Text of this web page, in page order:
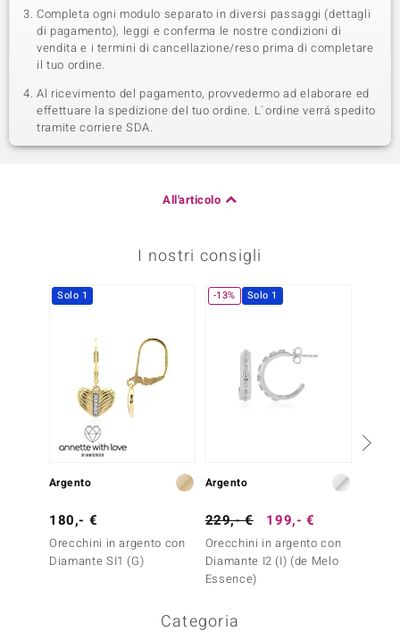
Completa ogni modulo separato in diversi passaggi (dettagli
di pagamento), leggi e conferma le nostre condizioni di
vendita e i termini di cancellazione/reso prima di completare
il tuo ordine.
Al ricevimento del pagamento, provvedermo ad elaborare ed
effettuare la spedizione del tuo ordine. L´ordine verrá spedito
tramite corriere SDA.
All'articolo
I nostri consigli
Solo 1
Argento
180,- €
Orecchini in argento con
Diamante SI1 (G)
-13% Solo 1
Argento
229,- € 199,- €
Orecchini in argento con
Diamante I2 (I) (de Melo
Essence)
Categoria